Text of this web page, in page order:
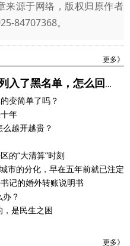
来源于网络，版权归原作者
84707368。
更多》
入了黑名单，怎么回
变简单了吗？
年
越开越贵？
的“大清算”时刻
市的分化，早在五年前就已注定
记的婚外转账说明书
？
是民生之困
更多》